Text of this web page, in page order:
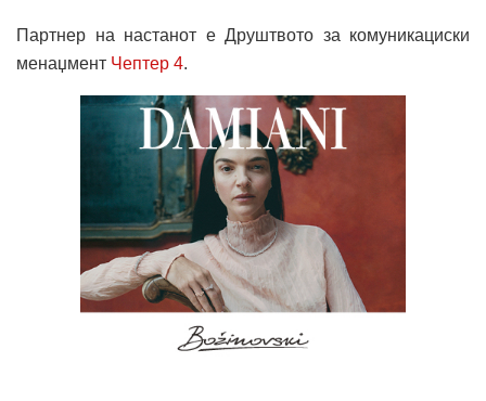
Партнер на настанот е Друштвото за комуникациски
менаџмент Чептер 4.